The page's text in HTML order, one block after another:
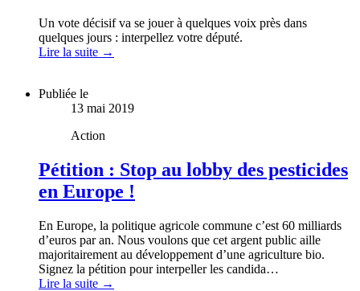
Un vote décisif va se jouer à quelques voix près dans
quelques jours : interpellez votre député.
Lire la suite →
Publiée le
13 mai 2019
Action
Pétition : Stop au lobby des pesticides
en Europe !
En Europe, la politique agricole commune c’est 60 milliards
d’euros par an. Nous voulons que cet argent public aille
majoritairement au développement d’une agriculture bio.
Signez la pétition pour interpeller les candida…
Lire la suite →